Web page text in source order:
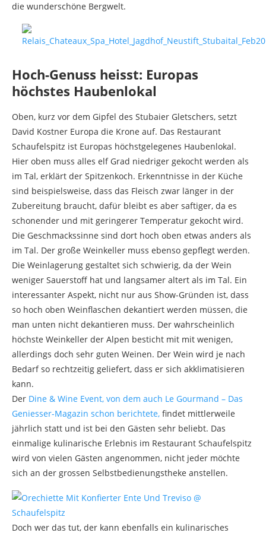
die wunderschöne Bergwelt.
Hoch-Genuss heisst: Europas
höchstes Haubenlokal
Oben, kurz vor dem Gipfel des Stubaier Gletschers, setzt
David Kostner Europa die Krone auf. Das Restaurant
Schaufelspitz ist Europas höchstgelegenes Haubenlokal.
Hier oben muss alles elf Grad niedriger gekocht werden als
im Tal, erklärt der Spitzenkoch. Erkenntnisse in der Küche
sind beispielsweise, dass das Fleisch zwar länger in der
Zubereitung braucht, dafür bleibt es aber saftiger, da es
schonender und mit geringerer Temperatur gekocht wird.
Die Geschmackssinne sind dort hoch oben etwas anders als
im Tal. Der große Weinkeller muss ebenso gepflegt werden.
Die Weinlagerung gestaltet sich schwierig, da der Wein
weniger Sauerstoff hat und langsamer altert als im Tal. Ein
interessanter Aspekt, nicht nur aus Show-Gründen ist, dass
so hoch oben Weinflaschen dekantiert werden müssen, die
man unten nicht dekantieren muss. Der wahrscheinlich
höchste Weinkeller der Alpen besticht mit mit wenigen,
allerdings doch sehr guten Weinen. Der Wein wird je nach
Bedarf so rechtzeitig geliefert, dass er sich akklimatisieren
kann.
Der Dine & Wine Event, von dem auch Le Gourmand – Das
Geniesser-Magazin schon berichtete, findet mittlerweile
jährlich statt und ist bei den Gästen sehr beliebt. Das
einmalige kulinarische Erlebnis im Restaurant Schaufelspitz
wird von vielen Gästen angenommen, nicht jeder möchte
sich an der grossen Selbstbedienungstheke anstellen.
Doch wer das tut, der kann ebenfalls ein kulinarisches